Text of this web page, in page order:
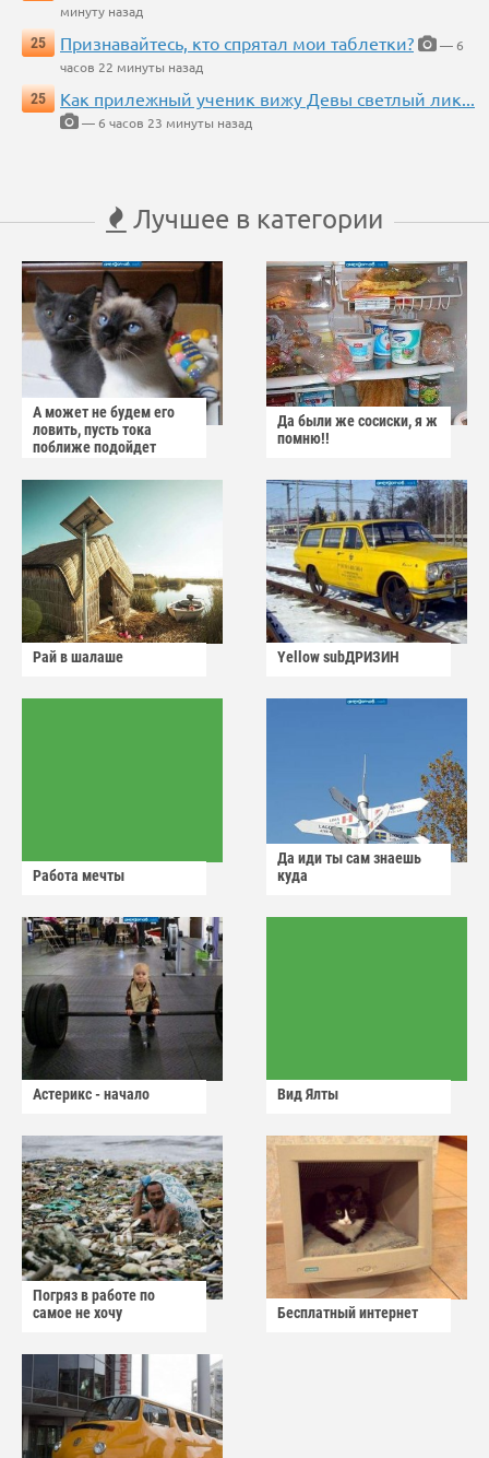
минуту назад
25
Признавайтесь, кто спрятал мои таблетки?
— 6
часов 22 минуты назад
25
Как прилежный ученик вижу Девы светлый лик...
— 6 часов 23 минуты назад
Лучшее в категории
А может не будем его
ловить, пусть тока
поближе подойдет
Да были же сосиски, я ж
помню!!
Рай в шалаше Yellow subДРИЗИН
Работа мечты
Да иди ты сам знаешь
куда
Астерикс - начало Вид Ялты
Погряз в работе по
самое не хочу
Бесплатный интернет